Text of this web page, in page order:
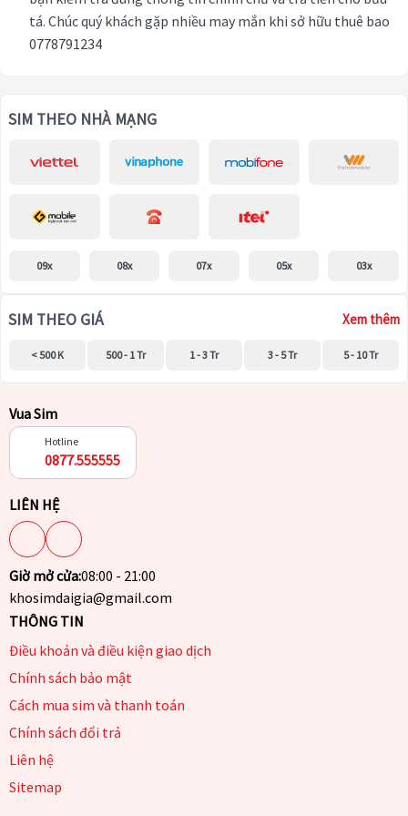
tá. Chúc quý khách gặp nhiều may mắn khi sở hữu thuê bao
0778791234
SIM THEO NHÀ MẠNG
09x 08x 07x 05x 03x
SIM THEO GIÁ Xem thêm
< 500 K 500 - 1 Tr 1 - 3 Tr 3 - 5 Tr 5 - 10 Tr
Vua Sim
Hotline
0877.555555
LIÊN HỆ
Giờ mở cửa:08:00 - 21:00
khosimdaigia@gmail.com
THÔNG TIN
Điều khoản và điều kiện giao dịch
Chính sách bảo mật
Cách mua sim và thanh toán
Chính sách đổi trả
Liên hệ
Sitemap